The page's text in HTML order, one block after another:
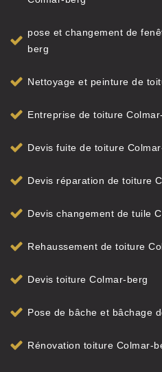
pose et changement de
berg
Nettoyage et peinture de
Entreprise de toiture
Devis fuite de toiture
Devis réparation de toiture
Devis changement de tuile
Rehaussement de toiture
Devis toiture Colmar-berg
Pose de bâche et bâchage
Rénovation toiture Colmar-